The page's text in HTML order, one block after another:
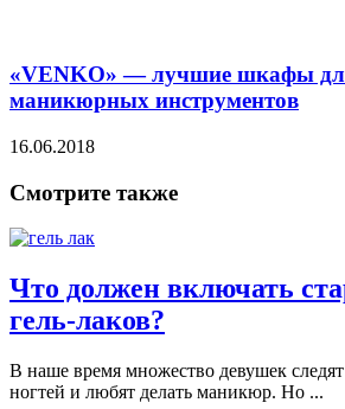
«VENKO» — лучшие шкафы
маникюрных инструментов
16.06.2018
Смотрите также
Что должен включать
гель-лаков?
В наше время множество девушек
ногтей и любят делать маникюр. Но ...